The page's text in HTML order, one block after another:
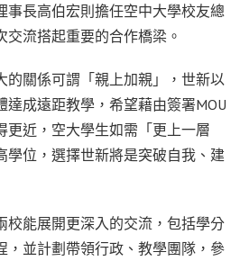
事長高伯宏則擔任空中大學校友總
流搭起重要的合作橋梁。
的關係可謂「親上加親」，世新以
成遠距教學，希望藉由簽署MOU
更近，空大學生如需「更上一層
學位，選擇世新將是突破自我、建
校能展開更深入的交流，包括學分
，並計劃帶領行政、教學團隊，參